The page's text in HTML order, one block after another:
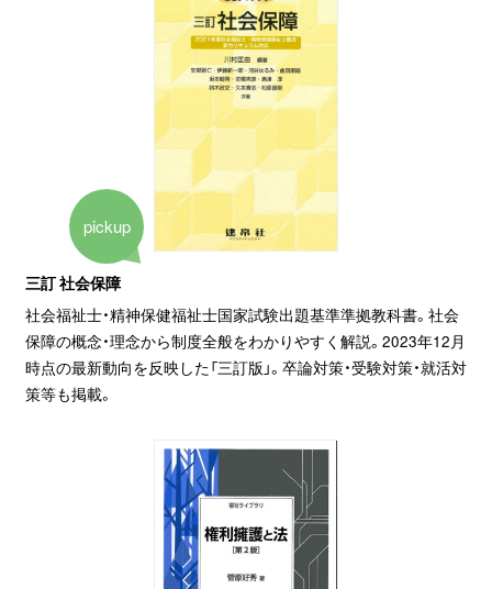
pickup
三訂 社会保障
社会福祉士・精神保健福祉士国家試験出題基準準拠教科書。社会
保障の概念・理念から制度全般をわかりやすく解説。2023年12月
時点の最新動向を反映した「三訂版」。卒論対策・受験対策・就活対
策等も掲載。